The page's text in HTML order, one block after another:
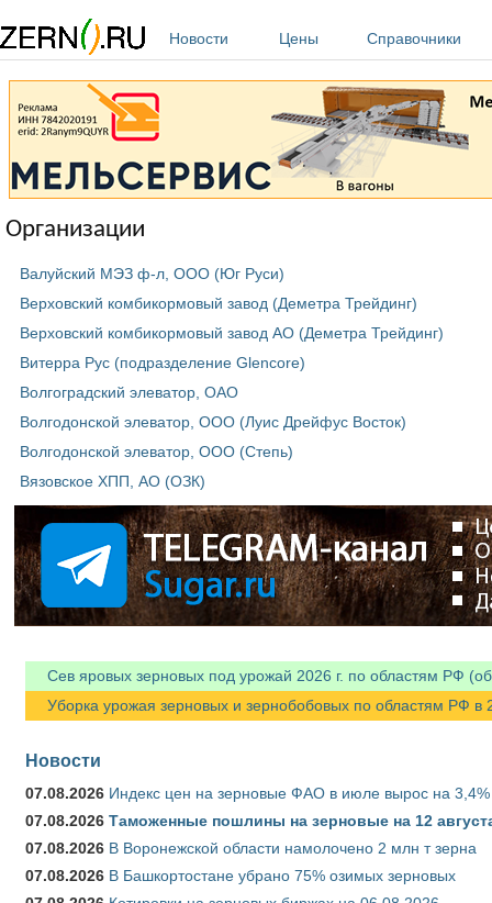
Новости
Цены Справочники
Организации
Валуйский МЭЗ ф-л, ООО (Юг Руси)
Верховский комбикормовый завод (Деметра Трейдинг)
Верховский комбикормовый завод АО (Деметра Трейдинг)
Витерра Рус (подразделение Glencore)
Волгоградский элеватор, ОАО
Волгодонской элеватор, ООО (Луис Дрейфус Восток)
Волгодонской элеватор, ООО (Степь)
Вязовское ХПП, АО (ОЗК)
Сев яровых зерновых под урожай 2026 г. по областям РФ
Уборка урожая зерновых и зернобобовых по областям РФ в
Новости
07.08.2026 Индекс цен на зерновые ФАО в июле вырос на 3,4%
07.08.2026 Таможенные пошлины на зерновые на 12
07.08.2026 В Воронежской области намолочено 2 млн т зерна
07.08.2026 В Башкортостане убрано 75% озимых зерновых